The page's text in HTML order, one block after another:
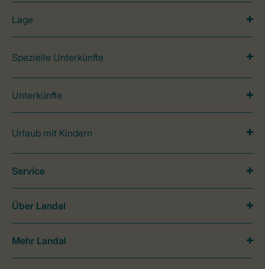
Lage
Spezielle Unterkünfte
Unterkünfte
Urlaub mit Kindern
Service
Über Landal
Mehr Landal